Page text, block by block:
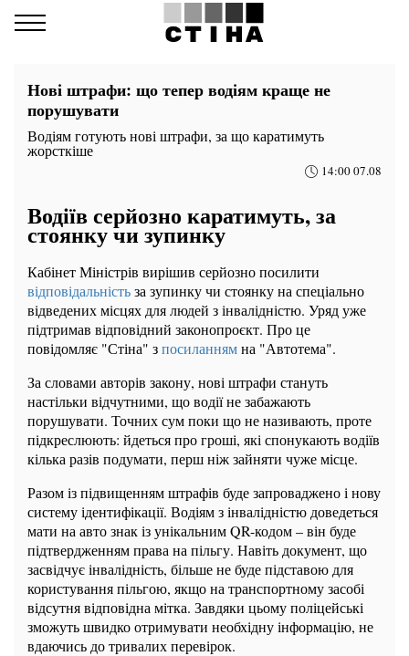
Нові штрафи: що тепер водіям краще не
порушувати
Водіям готують нові штрафи, за що каратимуть
жорсткіше
14:00 07.08
Водіїв серйозно каратимуть, за
стоянку чи зупинку
Кабінет Міністрів вирішив серйозно посилити
відповідальністьза зупинку чи стоянку на спеціально
відведених місцях для людей з інвалідністю. Уряд уже
підтримав відповідний законопроєкт. Про це
повідомляє "Стіна" зпосиланнямна "Автотема".
За словами авторів закону, нові штрафи стануть
настільки відчутними, що водії не забажають
порушувати. Точних сум поки що не називають, проте
підкреслюють: йдеться про гроші, які спонукають водіїв
кілька разів подумати, перш ніж зайняти чуже місце.
Разом із підвищенням штрафів буде запроваджено і нову
систему ідентифікації. Водіям з інвалідністю доведеться
мати на авто знак із унікальним QR-кодом – він буде
підтвердженням права на пільгу. Навіть документ, що
засвідчує інвалідність, більше не буде підставою для
користування пільгою, якщо на транспортному засобі
відсутня відповідна мітка. Завдяки цьому поліцейські
зможуть швидко отримувати необхідну інформацію, не
вдаючись до тривалих перевірок.